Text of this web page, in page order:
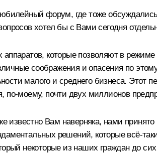
форум, где тоже
хотел бы с Вами сегодня
которые позволяют в
соображения и опасения по
малого и среднего бизнеса. Этот
моему, почти двух миллионов
известно Вам наверняка, нами
решений, которые всё-
некоторые из наших граждан до